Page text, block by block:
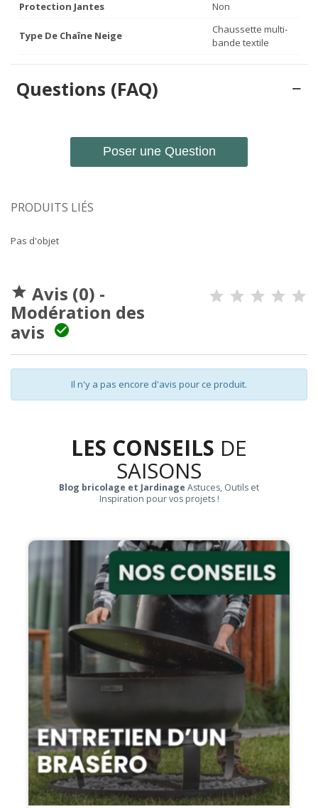
Protection Jantes Non
Type De Chaîne Neige
Chaussette multi-
bande textile
Questions (FAQ)
Poser une Question
PRODUITS LIÉS
Pas d'objet
 Avis (0) -
Modération des
avis

Il n'y a pas encore d'avis pour ce produit.
LES CONSEILS DE
SAISONS
Blog bricolage et Jardinage Astuces, Outils et
Inspiration pour vos projets !